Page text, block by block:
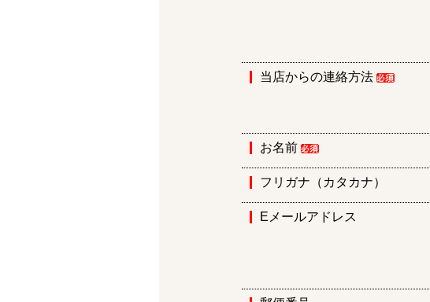
当店からの連絡方法
お名前
フリガナ（カタカナ）
Eメールアドレス